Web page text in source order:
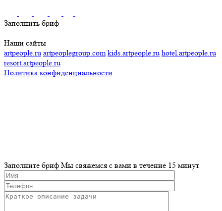
Заполнить бриф
Наши сайты
artpeople.ru artpeoplegroup.com kids.artpeople.ru hotel.artpeople.ru
resort.artpeople.ru
Политика конфиденциальности
Заполните бриф Мы свяжемся с вами в течение 15 минут